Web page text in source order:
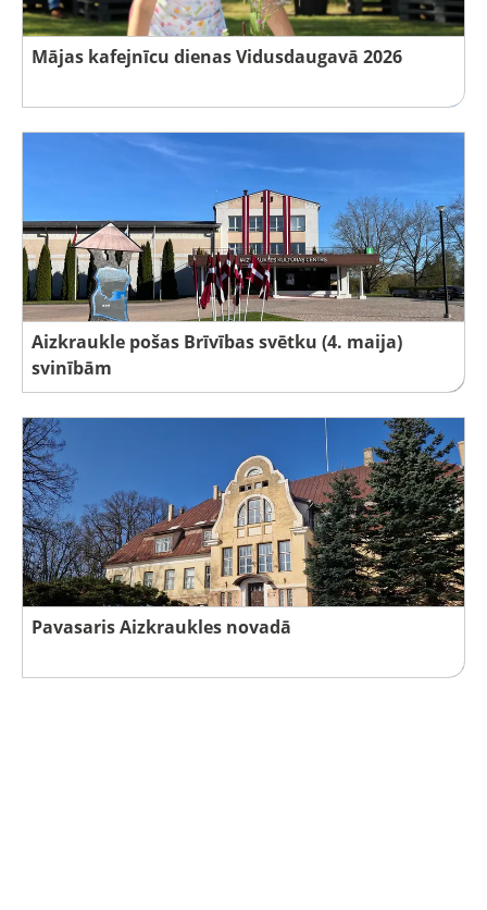
Mājas kafejnīcu dienas Vidusdaugavā 2026
Aizkraukle pošas Brīvības svētku (4. maija)
svinībām
Pavasaris Aizkraukles novadā